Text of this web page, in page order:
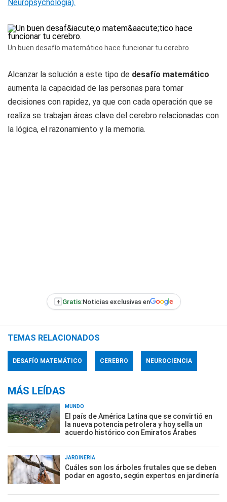
Neuropsychologia).
Un buen desafío matemático hace funcionar tu cerebro.
Alcanzar la solución a este tipo de desafío matemático
aumenta la capacidad de las personas para tomar
decisiones con rapidez, ya que con cada operación que se
realiza se trabajan áreas clave del cerebro relacionadas con
la lógica, el razonamiento y la memoria.
+ Gratis:Noticias exclusivas en
TEMAS RELACIONADOS
DESAFÍO MATEMÁTICO CEREBRO NEUROCIENCIA
MÁS LEÍDAS
MUNDO
El país de América Latina que se convirtió en
la nueva potencia petrolera y hoy sella un
acuerdo histórico con Emiratos Árabes
JARDINERÍA
Cuáles son los árboles frutales que se deben
podar en agosto, según expertos en jardinería